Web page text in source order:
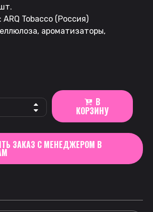
Tobacco (Россия)
ароматизаторы,
В
КОРЗИНУ
ЗАКАЗ С МЕНЕДЖЕРОМ В